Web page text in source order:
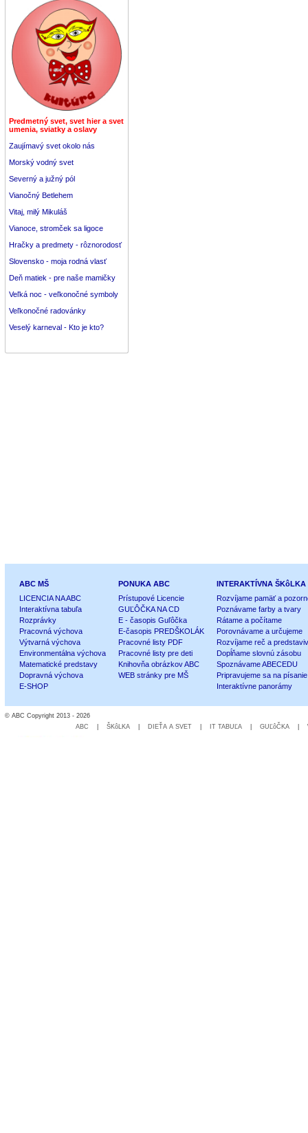
Predmetný svet, svet hier a svet
umenia, sviatky a oslavy
Zaujímavý svet okolo nás
Morský vodný svet
Severný a južný pól
Vianočný Betlehem
Vitaj, milý Mikuláš
Vianoce, stromček sa ligoce
Hračky a predmety - rôznorodosť
Slovensko - moja rodná vlasť
Deň matiek - pre naše mamičky
Veľká noc - veľkonočné symboly
Veľkonočné radovánky
Veselý karneval - Kto je kto?
ABC MŠ
LICENCIA NA ABC
Interaktívna tabuľa
Rozprávky
Pracovná výchova
Výtvarná výchova
Environmentálna výchova
Matematické predstavy
Dopravná výchova
E-SHOP
PONUKA ABC
Prístupové Licencie
GUĽÔČKA NA CD
E - časopis Guľôčka
E-časopis PREDŠKOLÁK
Pracovné listy PDF
Pracovné listy pre deti
Knihovňa obrázkov ABC
WEB stránky pre MŠ
INTERAKTÍVNA ŠKôLKA
Rozvíjame pamäť a
Poznávame farby a tvary
Rátame a počítame
Porovnávame a určujeme
Rozvíjame reč a
Dopĺňame slovnú zásobu
Spoznávame ABECEDU
Pripravujeme sa na písanie
Interaktívne panorámy
© ABC Copyright 2013 - 2026
ABC
ŠKôLKA DIEŤA A SVET IT TABUĽA GUĽôČKA